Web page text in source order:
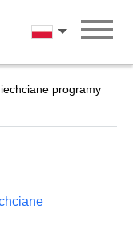
Polski
programy